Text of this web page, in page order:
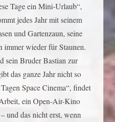
Tage ein Mini-Urlaub“,
jedes Jahr mit seinem
und Gartenzaun, seine
immer wieder für Staunen.
sein Bruder Bastian zur
das ganze Jahr nicht so
Space Cinema“, findet
ein Open-Air-Kino
und das nicht erst, wenn